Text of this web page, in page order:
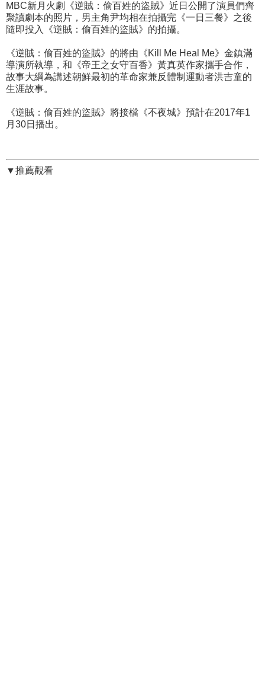
MBC新月火劇《逆賊：偷百姓的盜賊》近日公開了演員們齊
聚讀劇本的照片，男主角尹均相在拍攝完《一日三餐》之後
隨即投入《逆賊：偷百姓的盜賊》的拍攝。
《逆賊：偷百姓的盜賊》的將由《Kill Me Heal Me》金鎮滿
導演所執導，和《帝王之女守百香》黃真英作家攜手合作，
故事大綱為講述朝鮮最初的革命家兼反體制運動者洪吉童的
生涯故事。
《逆賊：偷百姓的盜賊》將接檔《不夜城》預計在2017年1
月30日播出。
▼推薦觀看